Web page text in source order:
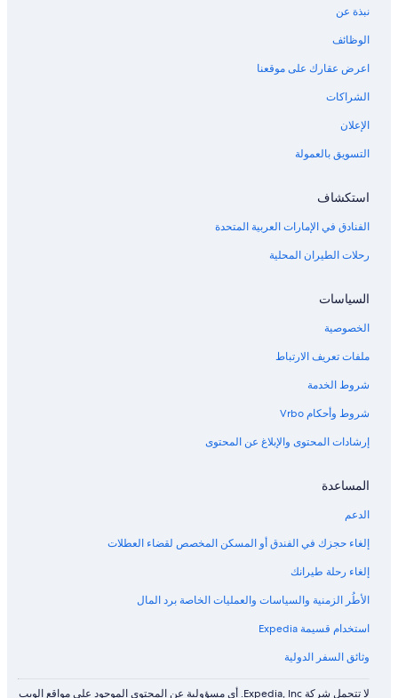
نبذة عن
الوظائف
اعرض عقارك على موقعنا
الشراكات
الإعلان
التسويق بالعمولة
استكشاف
الفنادق في الإمارات العربية المتحدة
رحلات الطيران المحلية
السياسات
الخصوصية
ملفات تعريف الارتباط
شروط الخدمة
شروط وأحكام Vrbo
إرشادات المحتوى والإبلاغ عن المحتوى
المساعدة
الدعم
إلغاء حجزك في الفندق أو المسكن المخصص لقضاء العطلات
إلغاء رحلة طيرانك
الأطُر الزمنية والسياسات والعمليات الخاصة برد المال
استخدام قسيمة Expedia
وثائق السفر الدولية
لا تتحمل شركة Expedia, Inc. أي مسؤولية عن المحتوى الموجود على مواقع الويب